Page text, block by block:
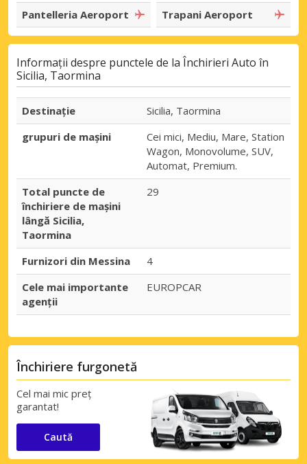
Pantelleria Aeroport
Trapani Aeroport
Informații despre punctele de la Închirieri Auto în
Sicilia, Taormina
Destinaţie
Sicilia, Taormina
grupuri de mașini
Cei mici, Mediu, Mare, Station
Wagon, Monovolume, SUV,
Automat, Premium.
Total puncte de
închiriere de mașini
lângă Sicilia,
Taormina
29
Furnizori din Messina
4
Cele mai importante
agenții
EUROPCAR
Închiriere furgonetă
Cel mai mic preț
garantat!
Caută